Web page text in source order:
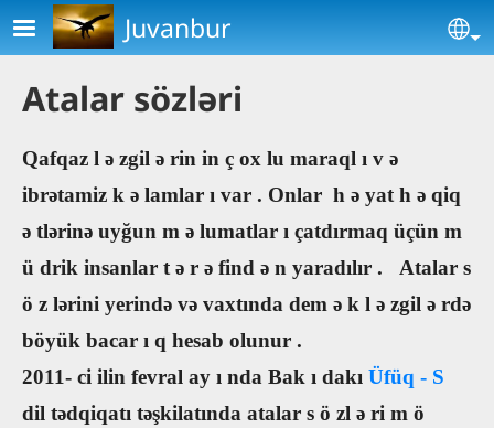
Skip to main content
Juvanbur
Atalar sözləri
Qafqaz l ə zgil ə rin in ç ox lu maraql ı v ə
ibrətamiz k ə lamlar ı var . Onlar h ə yat h ə qiq
ə tlərinə uyğun m ə lumatlar ı çatdırmaq üçün m
ü drik insanlar t ə r ə find ə n yaradılır . Atalar s
ö z lərini yerində və vaxtında dem ə k l ə zgil ə rdə
böyük bacar ı q hesab olunur .
2011- ci ilin fevral ay ı nda Bak ı dakı Üfüq - S
dil tədqiqatı təşkilatında atalar s ö zl ə ri m ö